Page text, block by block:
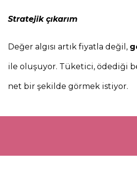
Stratejik çıkarım
Değer algısı artık fiyatla değil,
ile oluşuyor. Tüketici, ödediği
net bir şekilde görmek istiyor.